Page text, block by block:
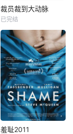
裁员裁到大动脉
已完结
羞耻2011